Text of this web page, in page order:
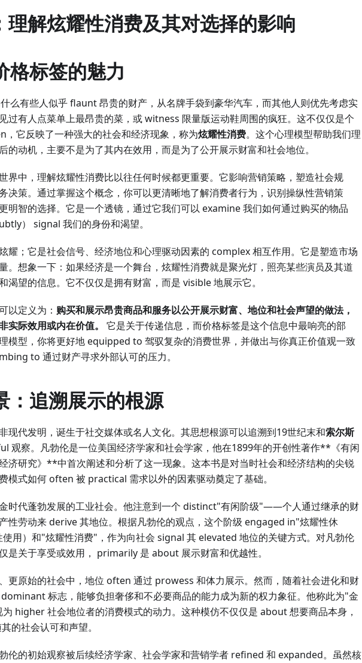
理解炫耀性消费及其对选择的影响
格标签的魅力
么有些人似乎 flaunt 昂贵的财产，从名牌手袋到豪华汽车，而其他人则优先考虑实
过有人点菜单上最昂贵的菜，或 witness 限量版运动鞋周围的疯狂。这不仅仅是个
，它反映了一种强大的社会和经济现象，称为炫耀性消费。这个心理模型帮助我们理
的动机，主要不是为了其内在效用，而是为了公开展示财富和社会地位。
界中，理解炫耀性消费比以往任何时候都更重要。它影响营销策略，塑造社会规
决策。通过掌握这个概念，你可以更清晰地了解消费者行为，识别操纵性营销策
明智的选择。它是一个透镜，通过它我们可以 examine 我们如何通过购买的物品
） signal 我们的身份和渴望。
耀；它是社会信号、经济地位和心理驱动因素的 complex 相互作用。它是塑造市场
。想象一下：如果经济是一个舞台，炫耀性消费就是聚光灯，照亮某些演员及其道
渴望的信息。它不仅仅是拥有财富，而是 visible 地展示它。
以定义为： 购买和展示昂贵商品和服务以公开展示财富、地位和社会声望的做法，
实际效用或内在价值。
它是关于传递信息，而价格标签是这个信息中最响亮的部
模型，你将更好地 equipped to 驾驭复杂的消费世界，并做出与你真正价值观一致
to 通过财产寻求外部认可的压力。
：追溯展示的根源
现代发明，诞生于社交媒体或名人文化。其思想根源可以追溯到19世纪末和索尔斯
观察。凡勃伦是一位美国经济学家和社会学家，他在1899年的开创性著作**《有闲
济研究》**中首次阐述和分析了这一现象。这本书是对当时社会和经济结构的尖锐
模式如何 often 被 practical 需求以外的因素驱动奠定了基础。
时代蓬勃发展的工业社会。他注意到一个 distinct"有闲阶级"——个人通过继承的财
性劳动来 derive 其地位。根据凡勃伦的观点，这个阶级 engaged in"炫耀性休
用）和"炫耀性消费"，作为向社会 signal 其 elevated 地位的关键方式。对凡勃伦
是关于享受或效用， primarily 是 about 展示财富和优越性。
更原始的社会中，地位 often 通过 prowess 和体力展示。然而，随着社会进化和财
标志，能够负担奢侈和不必要商品的能力成为新的权力象征。他称此为"金
higher 社会地位者的消费模式的动力。这种模仿不仅仅是 about 想要商品本身，
的社会认可和声望。
伦的初始观察被后续经济学家、社会学家和营销学者 refined 和 expanded。虽然核